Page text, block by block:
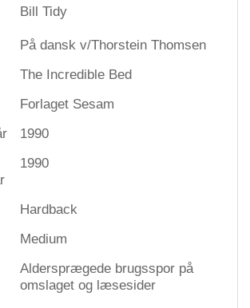
Bill Tidy
På dansk v/Thorstein Thomsen
The Incredible Bed
Forlaget Sesam
1990
1990
Hardback
Medium
Aldersprægede brugsspor på
omslaget og læsesider